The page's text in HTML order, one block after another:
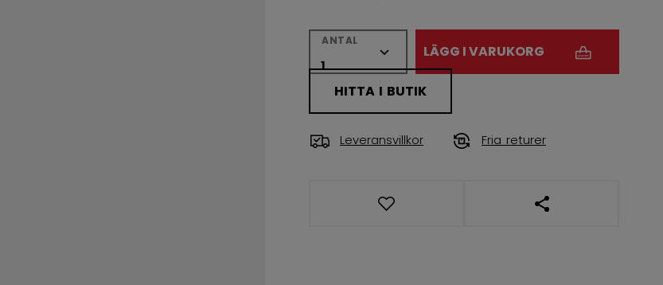
ANTAL
LÄGG I VARUKORG
HITTA I BUTIK
Leveransvillkor Fria returer
ÖPPNA LÄNKAR